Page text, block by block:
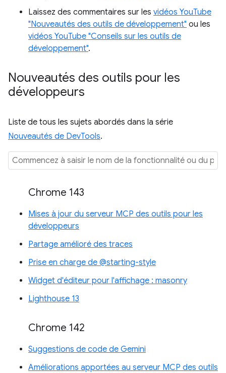
Laissez des commentaires sur les vidéos YouTube
"Nouveautés des outils de développement" ou les
vidéos YouTube "Conseils sur les outils de
développement".
Nouveautés des outils pour les
développeurs
Liste de tous les sujets abordés dans la série
Nouveautés de DevTools.
Chrome 143
Mises à jour du serveur MCP des outils pour les
développeurs
Partage amélioré des traces
Prise en charge de @starting-style
Widget d'éditeur pour l'affichage : masonry
Lighthouse 13
Chrome 142
Suggestions de code de Gemini
Améliorations apportées au serveur MCP des outils